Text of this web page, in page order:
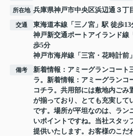
所在地 兵庫県神戸市中央区浜辺通 ３丁
交通 東海道本線 「 三ノ宮 」駅 徒歩13
神戸新交通ポートアイランド線
歩5分
神戸市海岸線 「 三宮・花時計前
備考
新着情報：アミーグランコート
ラ。新着情報：アミーグランコ
コチラ。共用部には敷地内ごみ
が揃っており、とても充実して
です。場所が平坦なのは、ラン
いポイントですね。当社スタッ
提供いたします。お客様のこだ